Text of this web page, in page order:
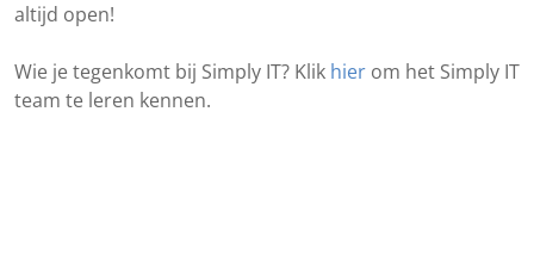
altijd open!
Wie je tegenkomt bij Simply IT? Klik hier om het Simply IT
team te leren kennen.